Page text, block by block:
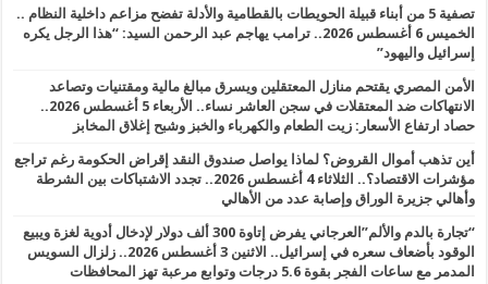
تصفية 5 من أبناء قبيلة الحويطات بالقطامية والأدلة تفضح مزاعم داخلية النظام ..
الخميس 6 أغسطس 2026.. ترامب يهاجم عبد الرحمن السيد: “هذا الرجل يكره
إسرائيل واليهود”
الأمن المصري يقتحم منازل المعتقلين ويسرق مبالغ مالية ومقتنيات وتصاعد
الانتهاكات ضد المعتقلات في سجن العاشر نساء.. الأربعاء 5 أغسطس 2026..
حصاد ارتفاع الأسعار: زيت الطعام والكهرباء والخبز وشبح إغلاق المخابز
أين تذهب أموال القروض؟ لماذا يواصل صندوق النقد إقراض الحكومة رغم تراجع
مؤشرات الاقتصاد؟.. الثلاثاء 4 أغسطس 2026.. تجدد الاشتباكات بين الشرطة
وأهالي جزيرة الوراق وإصابة عدد من الأهالي
“تجارة بالدم والألم”العرجاني يفرض إتاوة 300 ألف دولار لإدخال أدوية لغزة ويبيع
الوقود بأضعاف سعره في إسرائيل.. الاثنين 3 أغسطس 2026.. زلزال السويس
المدمر مع ساعات الفجر بقوة 5.6 درجات وتوابع مرعبة تهز المحافظات